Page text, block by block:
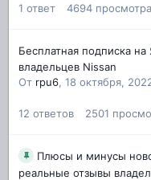
1 ответ 4694 просмотра
Бесплатная подписка
владельцев Nissan
От rpu6, 18 октября,
12 ответов 2501
Плюсы и минусы
реальные отзывы